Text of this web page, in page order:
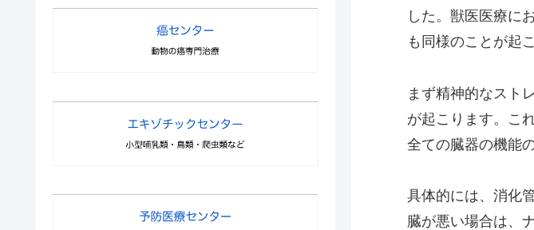
した。獣医医療に
も同様のことが起
まず精神的なスト
が起こります。こ
全ての臓器の機能
具体的には、消化
臓が悪い場合は、